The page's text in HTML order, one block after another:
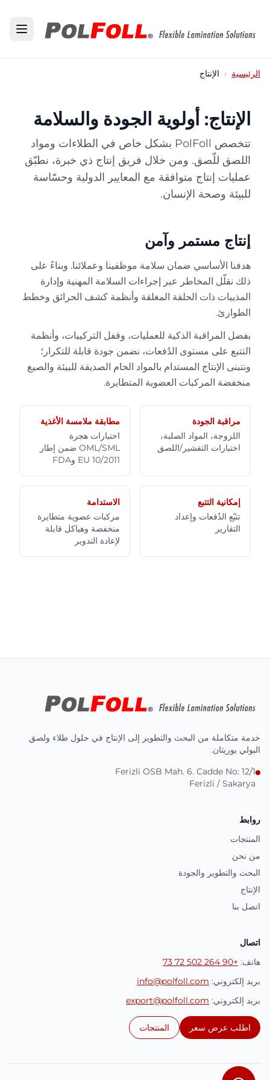
الرئيسية ‹ الإنتاج
الإنتاج: أولوية الجودة والسلامة
تتخصص PolFoll بشكل خاص في الطلاءات ومواد
اللصق للّصق. ومن خلال فريق إنتاج ذي خبرة، نطبّق
عمليات إنتاج متوافقة مع المعايير الدولية وحسّاسة
للبيئة وصحة الإنسان.
إنتاج مستمر وآمن
هدفنا الأساسي ضمان سلامة موظفينا وعملائنا. وبناءً على
ذلك نقلّل المخاطر عبر إجراءات السلامة المهنية وإدارة
المذيبات ذات الحلقة المغلقة وأنظمة كشف الحرائق وخطط
الطوارئ.
بفضل المراقبة الذكية للعمليات، وقفل التركيبات، وأنظمة
التتبع على مستوى الدُفعات، نضمن جودة قابلة للتكرار؛
ونتبنى الإنتاج المستدام بالمواد الخام الصديقة للبيئة والصيغ
منخفضة المركبات العضوية المتطايرة.
مراقبة الجودة
اللزوجة، المواد الصلبة،
اختبارات التقشير/اللصق
مطابقة ملامسة الأغذية
اختبارات هجرة
OML/SML ضمن إطار
EU 10/2011 وFDA
إمكانية التتبع
تتبّع الدُفعات وإعداد
التقارير
الاستدامة
مركبات عضوية متطايرة
منخفضة وهياكل قابلة
لإعادة التدوير
خدمة متكاملة من البحث والتطوير إلى الإنتاج في حلول طلاء ولصق
البولي يوريثان.
Ferizli OSB Mah. 6. Cadde No: 12/1
Ferizli / Sakarya
روابط
المنتجات
من نحن
البحث والتطوير والجودة
الإنتاج
اتصل بنا
اتصال
هاتف:
+90 264 502 72 73
بريد إلكتروني:
info@polfoll.com
بريد إلكتروني:
export@polfoll.com
اطلب عرض سعر المنتجات